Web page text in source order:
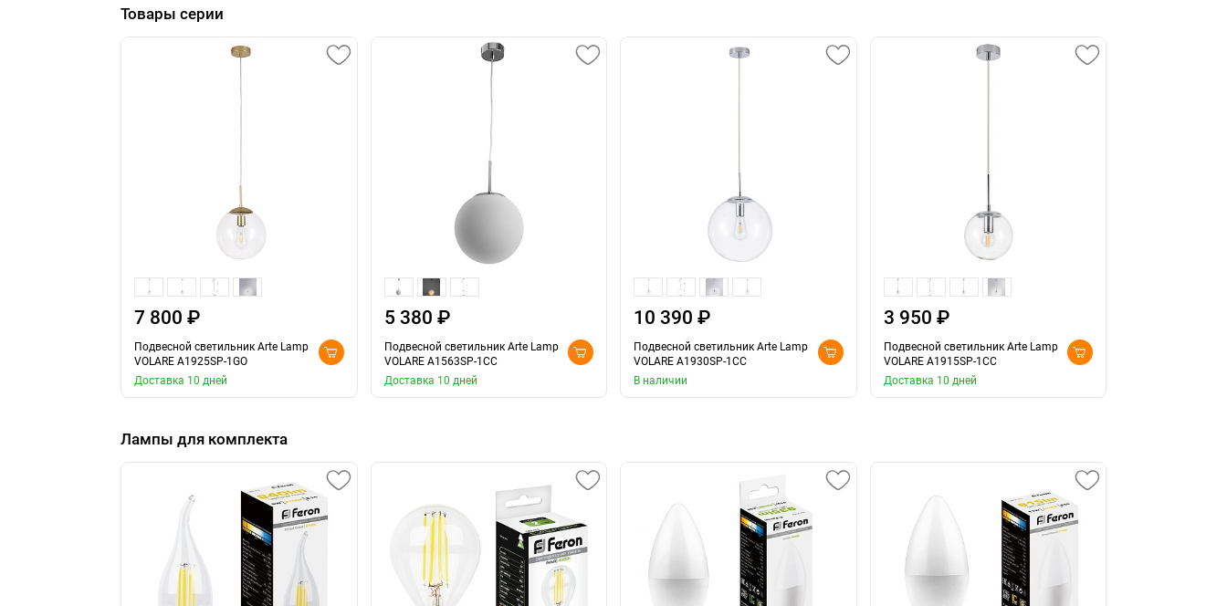
Товары серии
7 800 ₽
Подвесной светильник Arte Lamp
VOLARE A1925SP-1GO
Доставка 10 дней
5 380 ₽
Подвесной светильник Arte Lamp
VOLARE A1563SP-1CC
Доставка 10 дней
10 390 ₽
Подвесной светильник Arte Lamp
VOLARE A1930SP-1CC
В наличии
3 950 ₽
Подвесной светильник Arte Lamp
VOLARE A1915SP-1CC
Доставка 10 дней
Лампы для комплекта